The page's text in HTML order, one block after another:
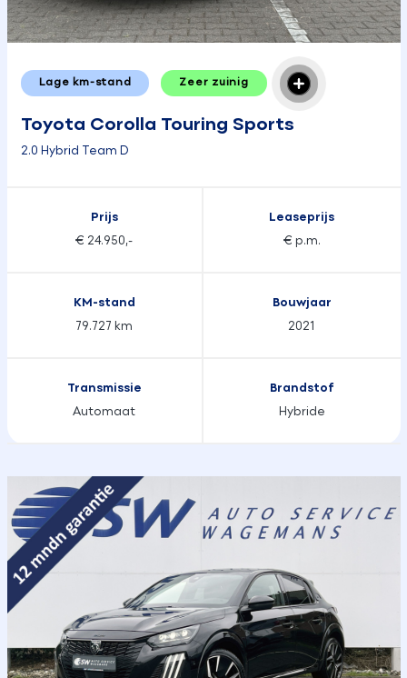
Lage km-stand Zeer zuinig
Toyota Corolla Touring Sports
2.0 Hybrid Team D
Prijs
€ 24.950,-
Leaseprijs
€ p.m.
KM-stand
79.727 km
Bouwjaar
2021
Transmissie
Automaat
Brandstof
Hybride